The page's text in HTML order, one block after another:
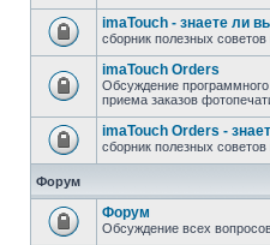
imaTouch - знаете ли
сборник полезных
imaTouch Orders
Обсуждение программного
приема заказов
imaTouch Orders -
сборник полезных
Форум
Форум
Обсуждение всех